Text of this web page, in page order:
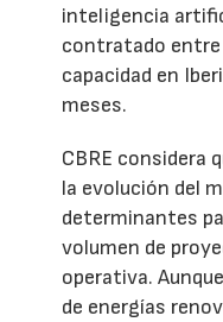
inteligencia
contratado entre
capacidad en
meses.
CBRE considera
la evolución del
determinantes
volumen de
operativa.
de energías